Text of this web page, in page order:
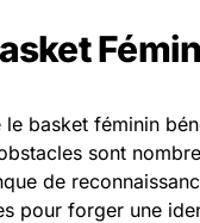
basket féminin
sont
de
pour forger une